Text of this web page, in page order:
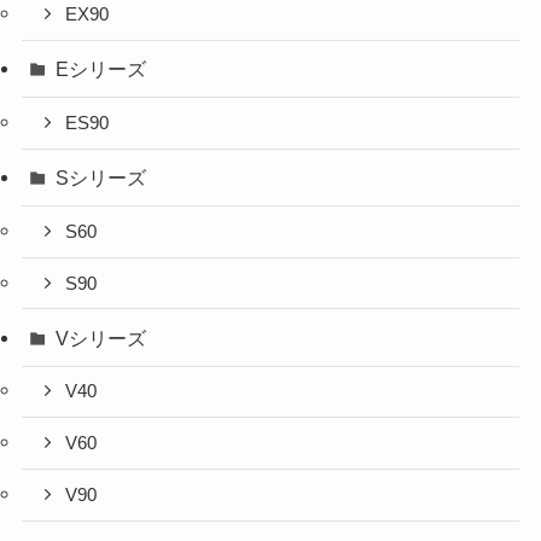
EX90
Eシリーズ
ES90
Sシリーズ
S60
S90
Vシリーズ
V40
V60
V90